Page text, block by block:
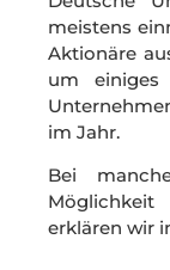
meistens
Aktionäre
um
im Jahr.
Bei
Möglichkeit
erklären wir